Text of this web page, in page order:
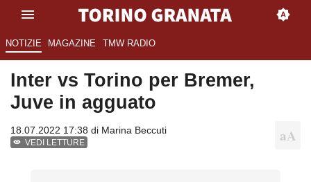
NOTIZIE MAGAZINE TMW RADIO
Inter vs Torino per Bremer,
Juve in agguato
18.07.2022 17:38 di Marina Beccuti
VEDI LETTURE